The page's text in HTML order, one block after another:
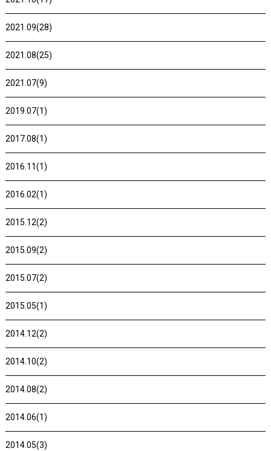
2021.09(28)
2021.08(25)
2021.07(9)
2019.07(1)
2017.08(1)
2016.11(1)
2016.02(1)
2015.12(2)
2015.09(2)
2015.07(2)
2015.05(1)
2014.12(2)
2014.10(2)
2014.08(2)
2014.06(1)
2014.05(3)